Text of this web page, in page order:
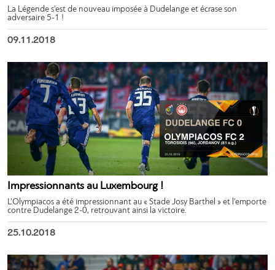
La Légende s’est de nouveau imposée à Dudelange et écrase son
adversaire 5-1 !
09.11.2018
Impressionnants au Luxembourg !
L’Olympiacos a été impressionnant au « Stade Josy Barthel » et l’emporte
contre Dudelange 2-0, retrouvant ainsi la victoire.
25.10.2018